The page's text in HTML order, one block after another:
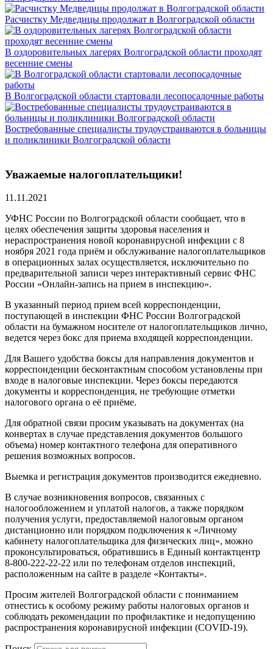
Расчистку Медведицы продолжат в Волгоградской области
В оздоровительных лагерях Волгоградской области проходят
весенние смены
В Волгоградской области стартовали лесопосадочные работы
Востребованные специалисты трудоустраиваются в больницы
и поликлиники Волгоградской области
Уважаемые налогоплательщики!
11.11.2021
УФНС России по Волгоградской области сообщает, что в
целях обеспечения защиты здоровья населения и
нераспространения новой коронавирусной инфекции с 8
ноября 2021 года приём и обслуживание налогоплательщиков
в операционных залах осуществляется, исключительно по
предварительной записи через интерактивный сервис ФНС
России «Онлайн-запись на прием в инспекцию».
В указанный период прием всей корреспонденции,
поступающей в инспекции ФНС России Волгоградской
области на бумажном носителе от налогоплательщиков лично,
ведется через бокс для приема входящей корреспонденции.
Для Вашего удобства боксы для направления документов и
корреспонденции бесконтактным способом установлены при
входе в налоговые инспекции. Через боксы передаются
документы и корреспонденция, не требующие отметки
налогового органа о её приёме.
Для обратной связи просим указывать на документах (на
конвертах в случае представления документов большого
объема) номер контактного телефона для оперативного
решения возможных вопросов.
Выемка и регистрация документов производится ежедневно.
В случае возникновения вопросов, связанных с
налогообложением и уплатой налогов, а также порядком
получения услуги, предоставляемой налоговым органом
дистанционно или порядком подключения к «Личному
кабинету налогоплательщика для физических лиц», можно
проконсультироваться, обратившись в Единый контактцентр
8-800-222-22-22 или по телефонам отделов инспекций,
расположенным на сайте в разделе «Контакты».
Просим жителей Волгоградской области с пониманием
отнестись к особому режиму работы налоговых органов и
соблюдать рекомендации по профилактике и недопущению
распространения коронавирусной инфекции (COVID-19).